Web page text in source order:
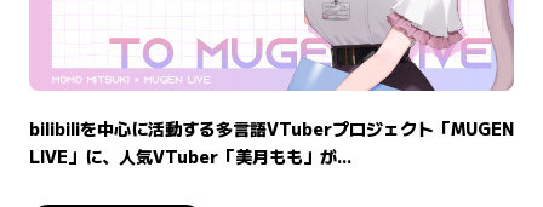
bilibiliを中心に活動する多言語VTuberプロジェクト「MUGEN
LIVE」に、人気VTuber「美月もも」が...